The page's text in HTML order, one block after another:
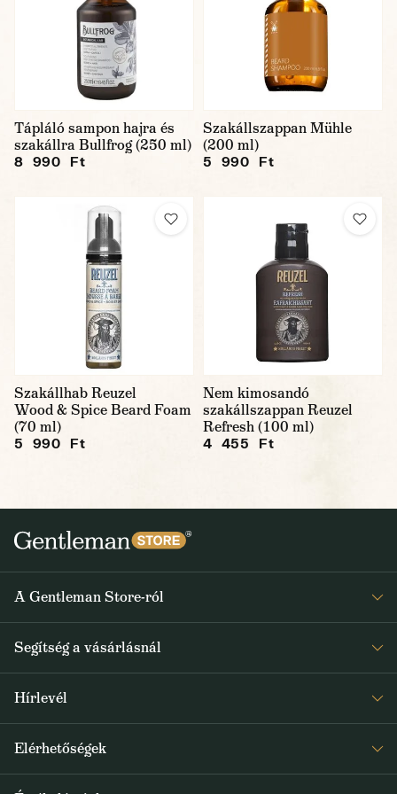
Tápláló sampon hajra és
szakállra Bullfrog (250 ml)
8 990 Ft
Szakállszappan Mühle
(200 ml)
5 990 Ft
Szakállhab Reuzel
Wood & Spice Beard Foam
(70 ml)
5 990 Ft
Nem kimosandó
szakállszappan Reuzel
Refresh (100 ml)
4 455 Ft
A Gentleman Store-ról
Rólunk
Journal
Segítség a vásárlásnál
Általános Szerződési Feltételek
Hírlevél
a speciális kínálatokról
Elérhetőségek